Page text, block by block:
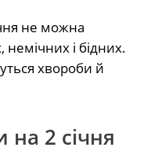
не можна
немічних і бідних.
хвороби й
2 січня